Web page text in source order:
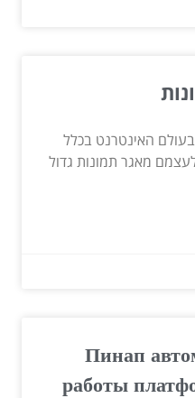
האינטרנט בכלל
מאגר תמונות גדול
Пинап
работы